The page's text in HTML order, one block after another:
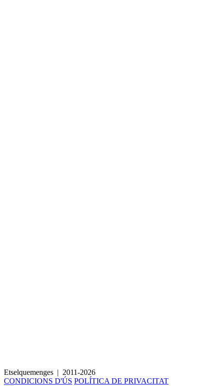
Etselquemenges
2011-2026
CONDICIONS D'ÚS POLÍTICA DE PRIVACITAT